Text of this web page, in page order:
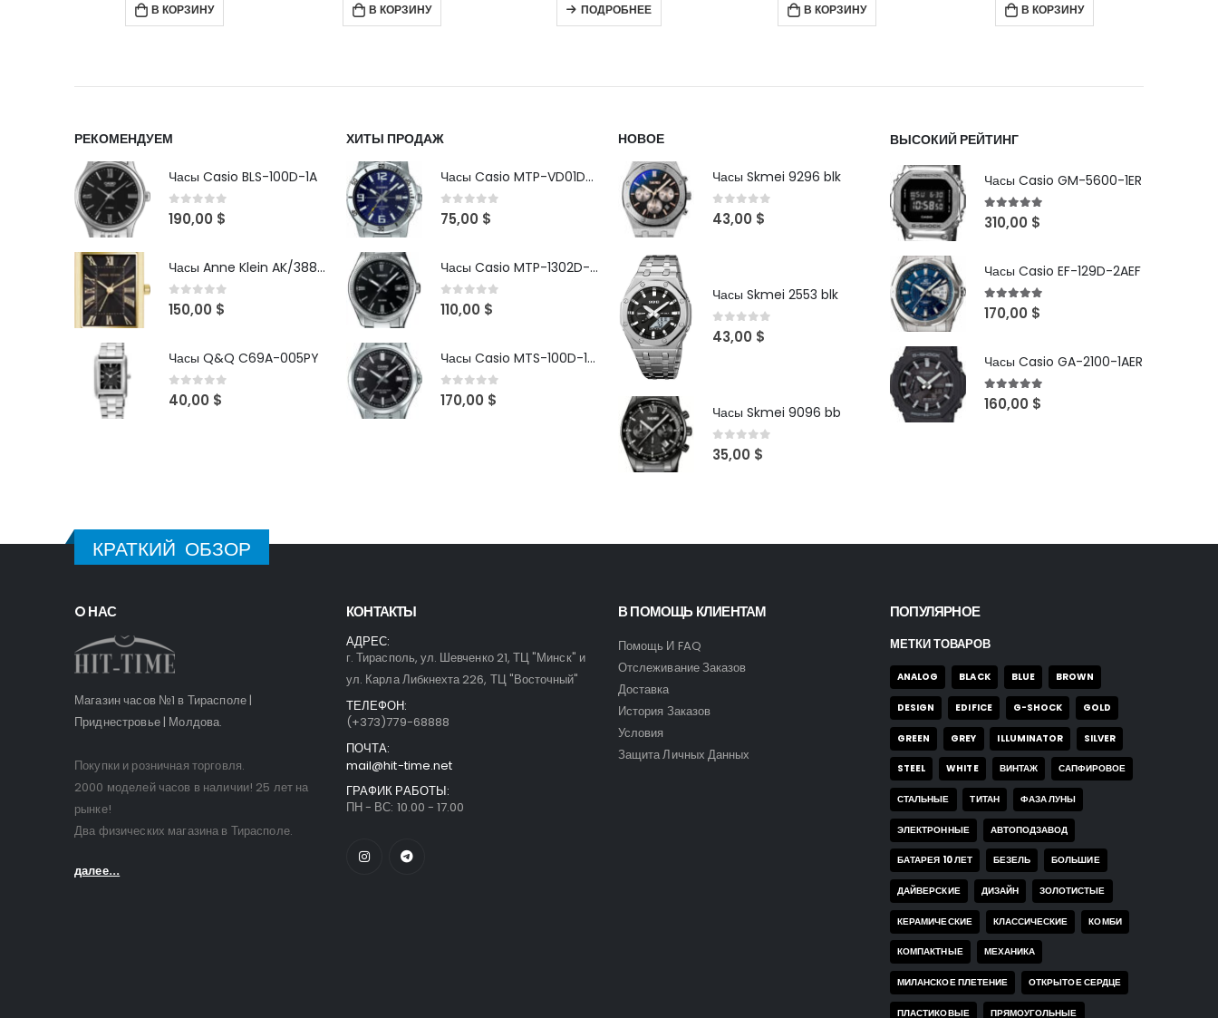
В КОРЗИНУ В КОРЗИНУ ПОДРОБНЕЕ В КОРЗИНУ В КОРЗИНУ
РЕКОМЕНДУЕМ
Часы Casio BLS-100D-1A
0out of 5
190,00 $
Часы Anne Klein AK/3882BKGB
0out of 5
150,00 $
Часы Q&Q C69A-005PY
0 out of 5
40,00 $
ХИТЫ ПРОДАЖ
Часы Casio MTP-VD01D-2B
0out of 5
75,00 $
Часы Casio MTP-1302D-1A1VDF
0out of 5
110,00 $
Часы Casio MTS-100D-1AV
0out of 5
170,00 $
НОВОЕ
Часы Skmei 9296 blk
0 out of 5
43,00 $
Часы Skmei 2553 blk
0 out of 5
43,00 $
Часы Skmei 9096 bb
0out of 5
35,00 $
ВЫСОКИЙ РЕЙТИНГ
Часы Casio GM-5600-1ER
5out of 5
310,00 $
Часы Casio EF-129D-2AEF
5out of 5
170,00 $
Часы Casio GA-2100-1AER
5out of 5
160,00 $
КРАТКИЙ ОБЗОР
O НАС
Магазин часов №1 в Тирасполе |
Приднестровье | Молдова.
Покупки и розничная торговля.
2000 моделей часов в наличии! 25 лет на
рынке!
Два физических магазина в Тирасполе.
далее...
КОНТАКТЫ
АДРЕС:
г. Тирасполь, ул. Шевченко 21, ТЦ "Минск" и
ул. Карла Либкнехта 226, ТЦ "Восточный"
ТЕЛЕФОН:
(+373)779-68888
ПОЧТА:
mail@hit-time.net
ГРАФИК РАБОТЫ:
ПН - ВС: 10.00 - 17.00
В ПОМОЩЬ КЛИЕНТАМ
Помощь И FAQ
Отслеживание Заказов
Доставка
История Заказов
Условия
Защита Личных Данных
ПОПУЛЯРНОЕ
МЕТКИ ТОВАРОВ
ANALOG BLACK BLUE BROWN
DESIGN EDIFICE G-SHOCK GOLD
GREEN GREY ILLUMINATOR SILVER
STEEL WHITE ВИНТАЖ САПФИРОВОЕ
СТАЛЬНЫЕ ТИТАН ФАЗА ЛУНЫ
ЭЛЕКТРОННЫЕ АВТОПОДЗАВОД
БАТАРЕЯ 10 ЛЕТ БЕЗЕЛЬ БОЛЬШИЕ
ДАЙВЕРСКИЕ ДИЗАЙН ЗОЛОТИСТЫЕ
КЕРАМИЧЕСКИЕ КЛАССИЧЕСКИЕ КОМБИ
КОМПАКТНЫЕ МЕХАНИКА
МИЛАНСКОЕ ПЛЕТЕНИЕ ОТКРЫТОЕ СЕРДЦЕ
ПЛАСТИКОВЫЕ ПРЯМОУГОЛЬНЫЕ